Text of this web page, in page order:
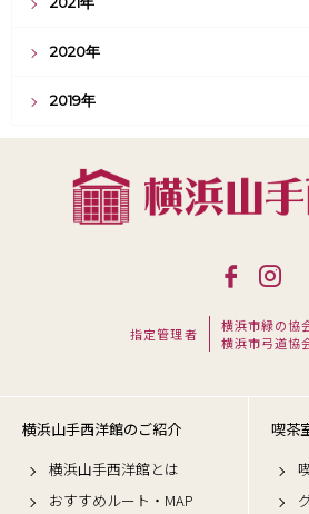
2020年
2019年
指定管理者
横浜市緑の協
横浜市弓道協
横浜山手西洋館のご紹介
横浜山手西洋館とは
おすすめルート・MAP
喫茶